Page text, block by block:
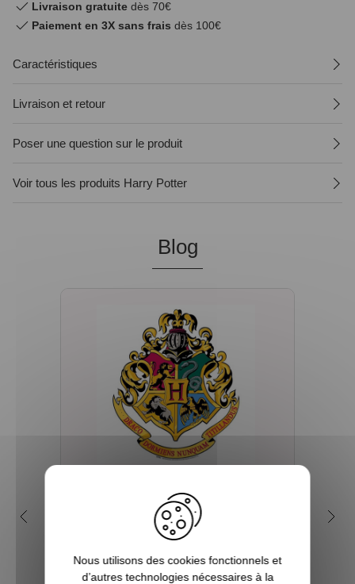
Livraison gratuite dès 70€
Paiement en 3X sans frais dès 100€
Caractéristiques
Livraison et retour
Poser une question sur le produit
Voir tous les produits Harry Potter
Blog
Quelles sont les 4 maisons
dans la saga Harry Potter ?
Depuis sa première parution en 1997, et
plus encore avec l’arrivée du film en 2001,
Nous utilisons des cookies fonctionnels et
d’autres technologies nécessaires à la